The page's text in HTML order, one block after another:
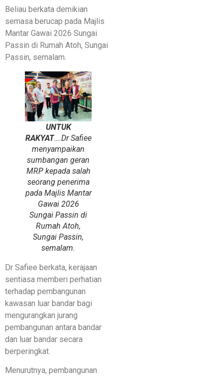
Beliau berkata demikian
semasa berucap pada Majlis
Mantar Gawai 2026 Sungai
Passin di Rumah Atoh, Sungai
Passin, semalam.
UNTUK
RAKYAT….Dr Safiee
menyampaikan
sumbangan geran
MRP kepada salah
seorang penerima
pada Majlis Mantar
Gawai 2026
Sungai Passin di
Rumah Atoh,
Sungai Passin,
semalam.
Dr Safiee berkata, kerajaan
sentiasa memberi perhatian
terhadap pembangunan
kawasan luar bandar bagi
mengurangkan jurang
pembangunan antara bandar
dan luar bandar secara
berperingkat.
Menurutnya, pembangunan